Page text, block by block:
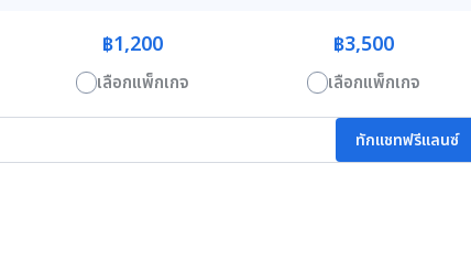
฿1,200
เลือกแพ็กเกจ
฿3,500
เลือกแพ็กเกจ
ทักแชทฟรีแลนซ์